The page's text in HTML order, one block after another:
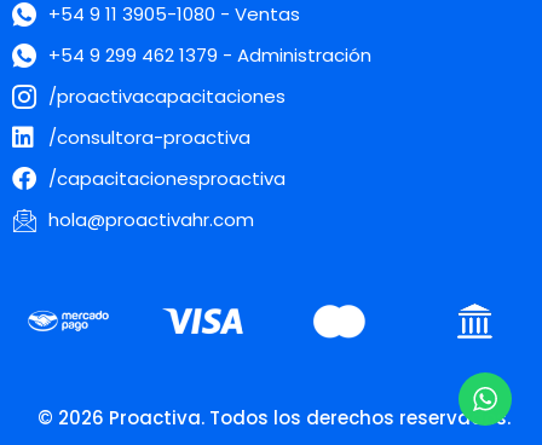
+54 9 11 3905-1080 - Ventas
+54 9 299 462 1379 - Administración
/proactivacapacitaciones
/consultora-proactiva
/capacitacionesproactiva
hola@proactivahr.com
© 2026 Proactiva. Todos los derechos reservados.